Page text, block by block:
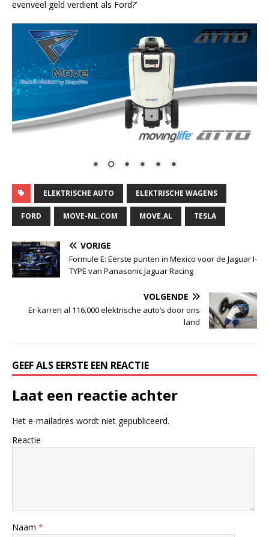
evenveel geld verdient als Ford?’
ELEKTRISCHE AUTO ELEKTRISCHE WAGENS
FORD MOVE-NL.COM MOVE.AL TESLA
VORIGE
Formule E: Eerste punten in Mexico voor de Jaguar I-
TYPE van Panasonic Jaguar Racing
VOLGENDE
Er karren al 116.000 elektrische auto’s door ons
land
GEEF ALS EERSTE EEN REACTIE
Laat een reactie achter
Het e-mailadres wordt niet gepubliceerd.
Reactie
Naam *